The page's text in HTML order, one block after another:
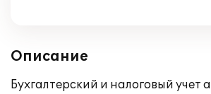
Описание
Бухгалтерский и налоговый